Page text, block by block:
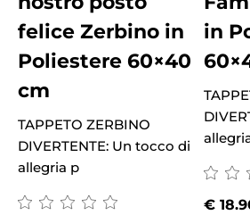
felice Zerbino in
Poliestere 60×40
cm
TAPPETO ZERBINO
DIVERTENTE: Un tocco di
allegria p
in
€